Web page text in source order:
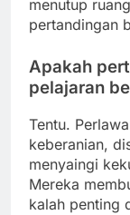
menutup
pertandingan
Apakah
pelajaran
Tentu.
keberanian,
menyaingi
Mereka
kalah penting